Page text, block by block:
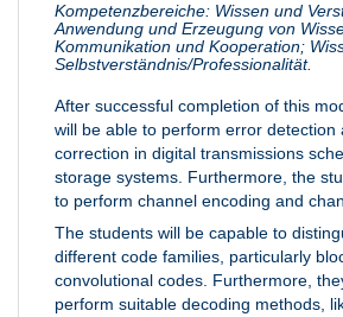
Kompetenzbereiche: Wissen und
Anwendung und Erzeugung von
Kommunikation und Kooperation;
Selbstverständnis/Professionalität.
After successful completion of this
will be able to perform error detection
correction in digital transmissions
storage systems. Furthermore, the
to perform channel encoding and
The students will be capable to
different code families, particularly
convolutional codes. Furthermore,
perform suitable decoding methods,